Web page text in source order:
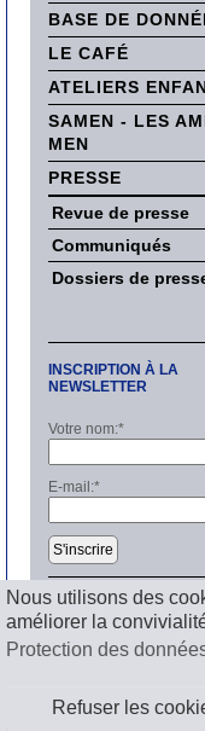
Nous utilisons des
améliorer la
Protection des
Refuser les
BASE DE
LE CAFÉ
ATELIERS
SAMEN - LES
MEN
PRESSE
Revue de presse
Communiqués
Dossiers de
INSCRIPTION À LA
NEWSLETTER
Votre nom:*
E-mail:*
S'inscrire